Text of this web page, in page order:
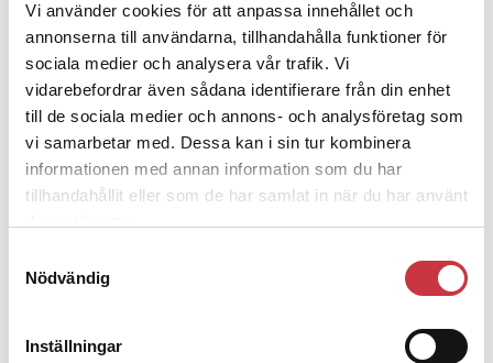
Vi använder cookies för att anpassa innehållet och
annonserna till användarna, tillhandahålla funktioner för
sociala medier och analysera vår trafik. Vi
vidarebefordrar även sådana identifierare från din enhet
till de sociala medier och annons- och analysföretag som
vi samarbetar med. Dessa kan i sin tur kombinera
informationen med annan information som du har
tillhandahållit eller som de har samlat in när du har använt
Nödvändig
Inställningar
Polisregionen erkänner fel: ”Kommer
att rättas till”